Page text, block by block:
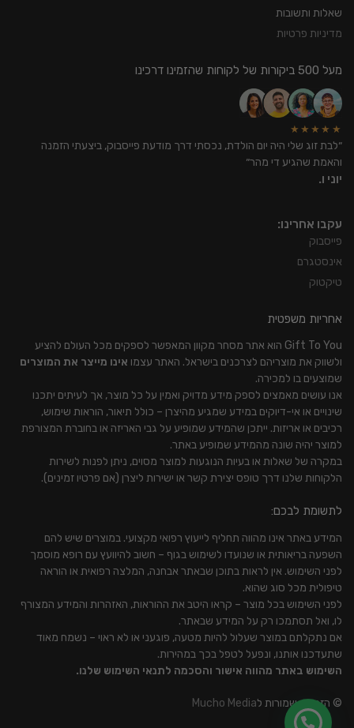
שאלות ותשובות
מדיניות פרטיות
מעל 500 ביקורות של לקוחות שהזמינו דרכינו
★★★★★
״לבת זוג שלי היה יום הולדת, נכסתי דרך מודעת פייסבוק, ביצעתי הזמנה
והאמת שהגיע די מהר״
יוני ו.
עקבו אחרינו:
פייסבוק
אינסטגרם
טיקטוק
אחריות משפטית
Gift To You הוא אתר מסחר מקוון המאפשר לספקים מכל העולם להציע
ולשווק את מוצריהם לצרכנים בישראל. האתר עצמו אינו מייצר את המוצרים
שמוצעים בו למכירה.
אנו עושים מאמצים לספק מידע מדויק ואמין על כל מוצר, אך לעיתים יתכנו
שינויים או אי-דיוקים במידע שמגיע מהיצרן – כולל תיאור, הוראות שימוש,
רכיבים או אריזות. ייתכן שהמידע שמופיע על גבי האריזה או בחוברת המצורפת
למוצר יהיה שונה מהמידע שמופיע באתר.
במקרה של שאלות או בעיות הנוגעות למוצר מסוים, ניתן לפנות לשירות
הלקוחות שלנו דרך טופס יצירת קשר או ישירות ליצרן (אם פרטיו זמינים).
לתשומת לבכם:
המידע באתר אינו מהווה תחליף לייעוץ רפואי מקצועי. במוצרים שיש להם
השפעה בריאותית או שנועדו לשימוש בגוף – חשוב להיוועץ עם רופא מוסמך
לפני השימוש. אין לראות בתוכן שבאתר אבחנה, המלצה רפואית או הוראה
טיפולית מכל סוג שהוא.
לפני השימוש בכל מוצר – קראו היטב את ההוראות, האזהרות והמידע המצורף
לו, ואל תסתמכו רק על המידע שבאתר.
אם נתקלתם במוצר שעלול להיות מטעה, פוגעני או לא ראוי – נשמח מאוד
שתעדכנו אותנו, ונפעל לטפל בכך במהירות.
השימוש באתר מהווה אישור והסכמה לתנאי השימוש שלנו.
© הזכויות שמורות לMucho Media